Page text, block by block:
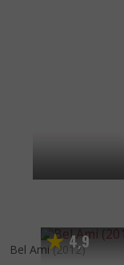
4,9
Bel Ami (2012)